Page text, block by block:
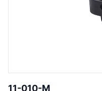
11-010-M